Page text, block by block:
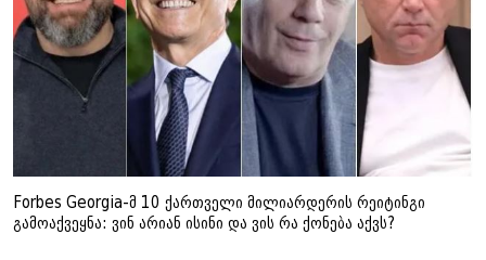
Forbes Georgia-მ 10 ქართველი მილიარდერის რეიტინგი
გამოაქვეყნა: ვინ არიან ისინი და ვის რა ქონება აქვს?